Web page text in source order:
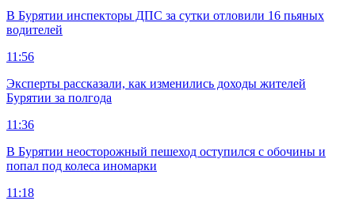
В Бурятии инспекторы ДПС за сутки отловили 16 пьяных
водителей
11:56
Эксперты рассказали, как изменились доходы жителей
Бурятии за полгода
11:36
В Бурятии неосторожный пешеход оступился с обочины и
попал под колеса иномарки
11:18